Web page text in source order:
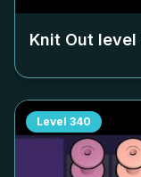
Knit Out level
Level 340